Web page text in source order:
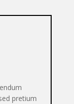
pretium